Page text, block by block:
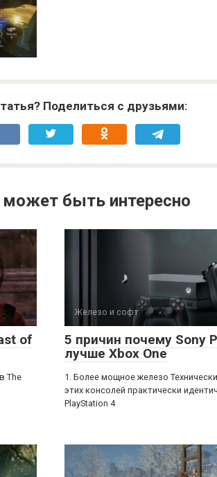
Поделиться с друзьями:
быть интересно
of
The
Железо и софт
5 причин почему Sony
лучше Xbox One
1. Более мощное железо
этих консолей практически
PlayStation 4